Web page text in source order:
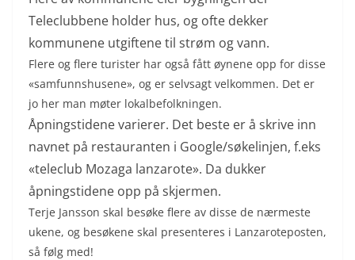
Teleclubbene holder hus, og ofte dekker
kommunene utgiftene til strøm og vann.
Flere og flere turister har også fått øynene opp for disse
«samfunnshusene», og er selvsagt velkommen. Det er
jo her man møter lokalbefolkningen.
Åpningstidene varierer. Det beste er å skrive inn
navnet på restauranten i Google/søkelinjen, f.eks
«teleclub Mozaga lanzarote». Da dukker
åpningstidene opp på skjermen.
Terje Jansson skal besøke flere av disse de nærmeste
ukene, og besøkene skal presenteres i Lanzaroteposten,
så følg med!